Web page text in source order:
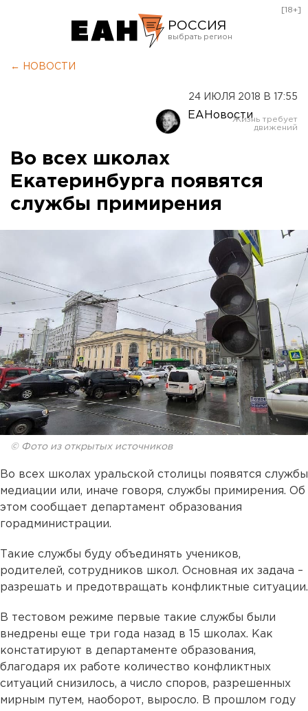
РОССИЯ
Оренбург
[18+]
← НОВОСТИ
24 ИЮЛЯ 2018 В 17:55
ЕАНовости
Во всех школах
Екатеринбурга появятся
службы примирения
© Фото из открытых источников
Во всех школах уральской столицы появятся службы
медиации или, иначе говоря, службы примирения. Об
этом сообщает департамент образования
горадминистрации.
Такие службы буду объединять учеников,
родителей, сотрудников школ. Основная их задача –
разрешать и предотвращать конфликтные ситуации.
В тестовом режиме первые такие службы были
внедрены еще три года назад в 15 школах. Как
констатируют в департаменте образования,
благодаря их работе количество конфликтных
ситуаций снизилось, а число споров, разрешенных
мирным путем, наоборот, выросло. В прошлом году